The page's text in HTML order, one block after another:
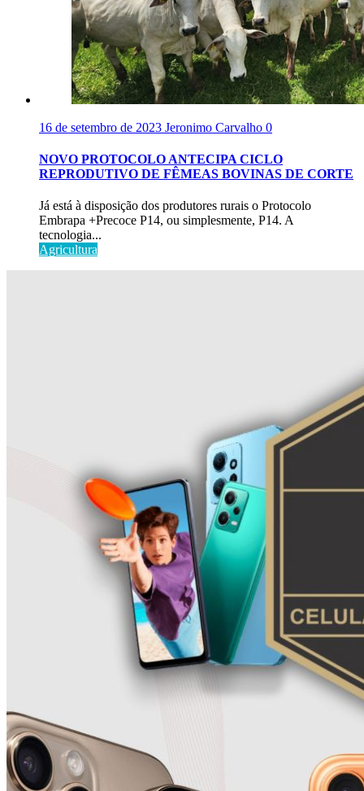
16 de setembro de 2023 Jeronimo Carvalho 0
NOVO PROTOCOLO ANTECIPA CICLO
REPRODUTIVO DE FÊMEAS BOVINAS DE CORTE
Já está à disposição dos produtores rurais o Protocolo
Embrapa +Precoce P14, ou simplesmente, P14. A
tecnologia...
Agricultura